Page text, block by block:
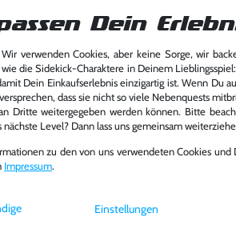
Dein
verwenden Cookies, aber keine Sorge, wir
die Sidekick-Charaktere in Deinem
Dein Einkaufserlebnis einzigartig ist. Wenn Du
dass sie nicht so viele Nebenquests
Dritte weitergegeben werden können. Bitte
nächste Level? Dann lass uns gemeinsam
zu den von uns verwendeten Cookies
Impressum.
Einstellungen